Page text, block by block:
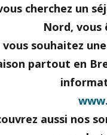
chacun de nos
les émissions
des kilomètres
cherchez un
Nord, vous
vous souhaitez
partout en
aussi nos